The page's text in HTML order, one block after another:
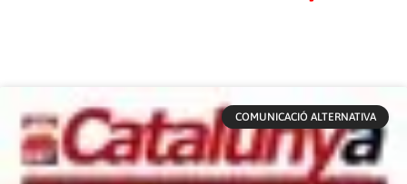
COMUNICACIÓ ALTERNATIVA